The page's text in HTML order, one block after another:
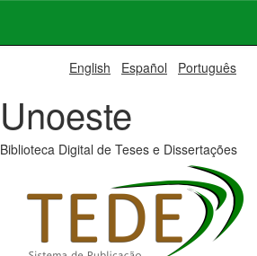
English Español Português
Unoeste
Biblioteca Digital de Teses e Dissertações